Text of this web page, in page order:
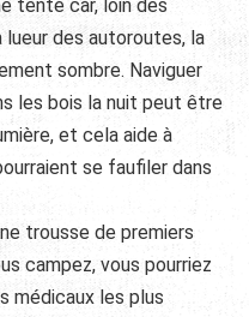
tente car, loin des
lueur des autoroutes, la
sombre. Naviguer
les bois la nuit peut être
et cela aide à
se faufiler dans
trousse de premiers
campez, vous pourriez
médicaux les plus